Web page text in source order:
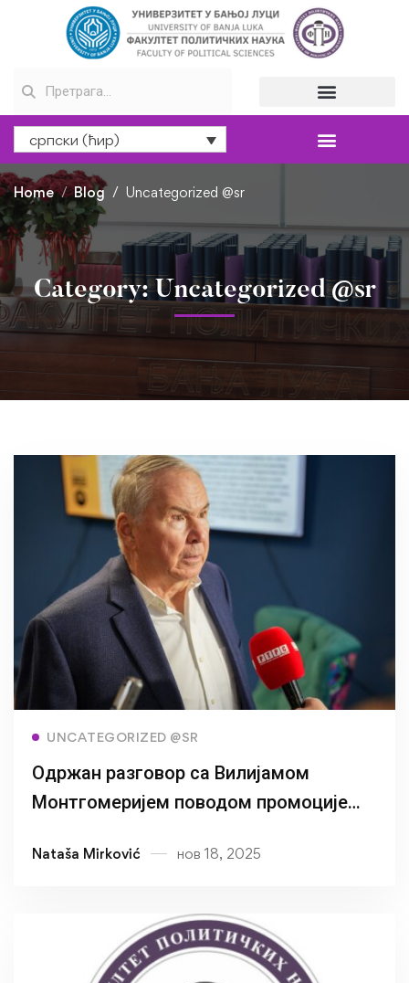
српски (ћир)
Home Blog Uncategorized @sr
Category: Uncategorized @sr
UNCATEGORIZED @SR
Одржан разговор са Вилијамом
Монтгомеријем поводом промоције
Nataša Mirković нов 18, 2025